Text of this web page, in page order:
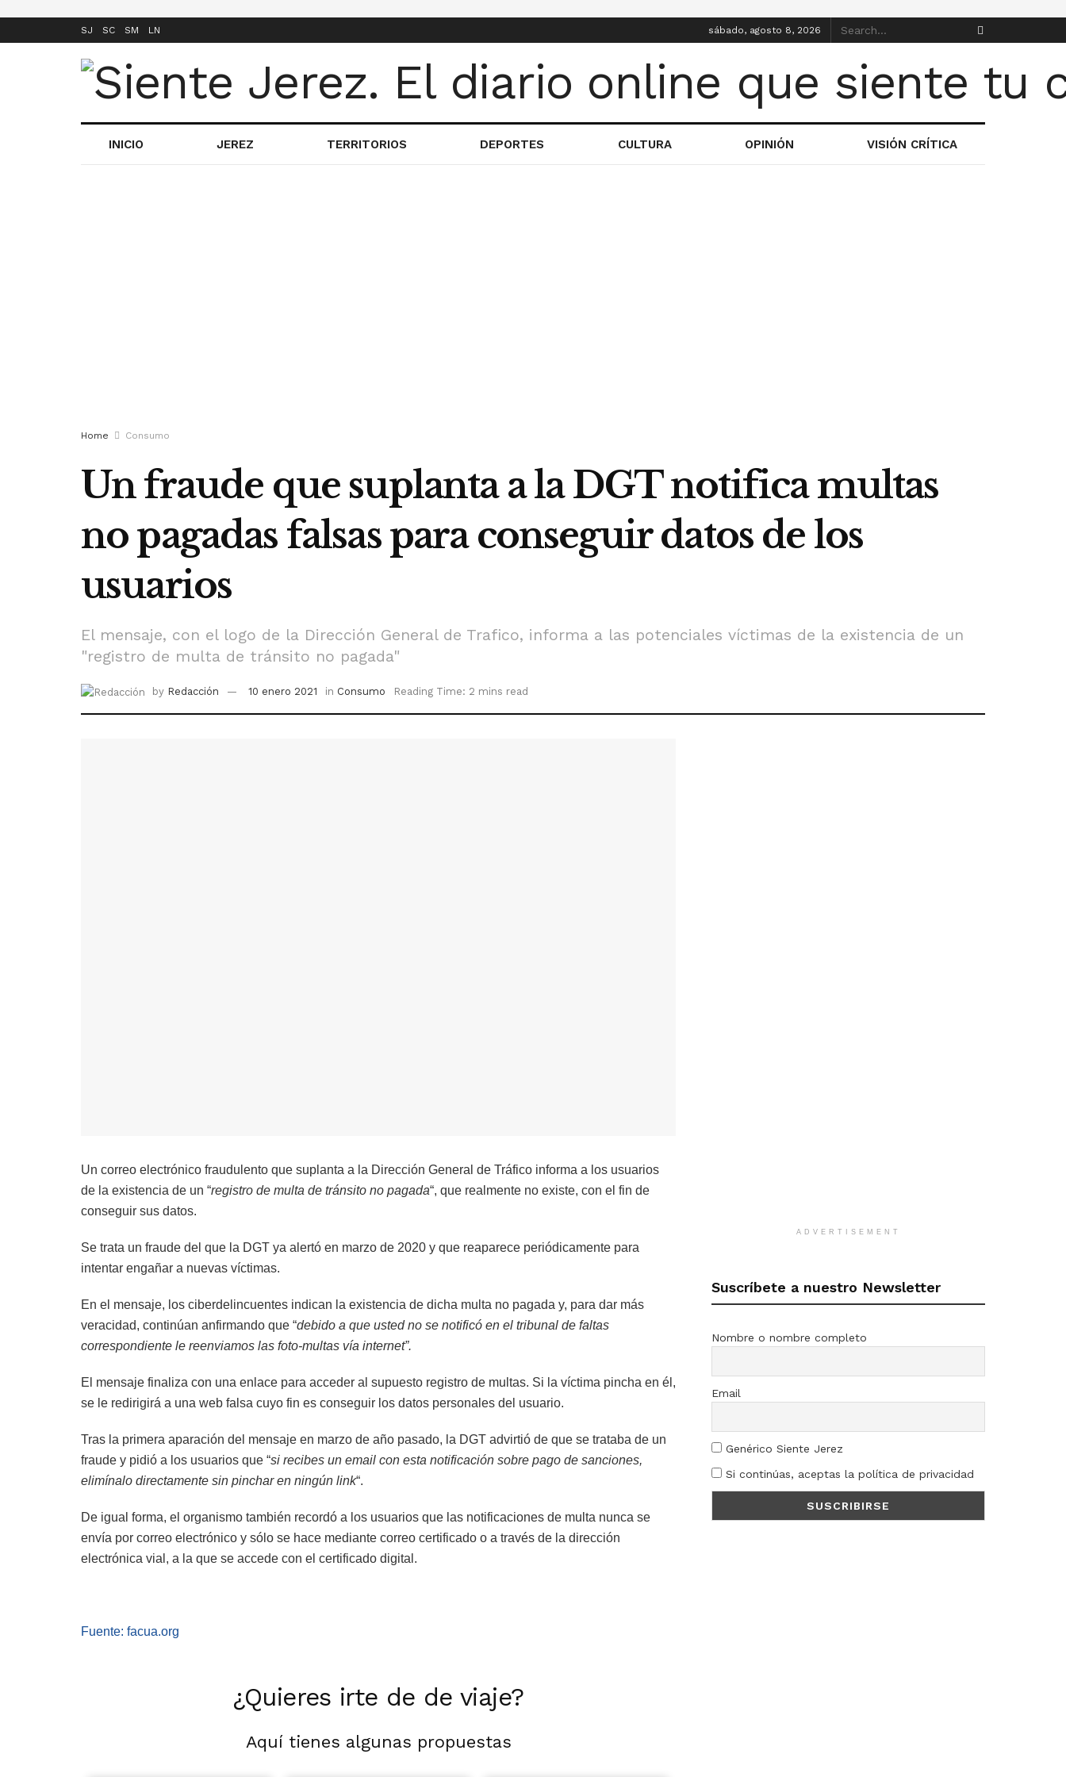
SJ SC SM LN sábado, agosto 8, 2026
INICIO JEREZ TERRITORIOS DEPORTES CULTURA OPINIÓN VISIÓN CRÍTICA
Home Consumo
Un fraude que suplanta a la DGT notifica multas
no pagadas falsas para conseguir datos de los
usuarios
El mensaje, con el logo de la Dirección General de Trafico, informa a las potenciales víctimas de la existencia de un
"registro de multa de tránsito no pagada"
by Redacción 10 enero 2021 in Consumo Reading Time: 2 mins read
Un correo electrónico fraudulento que suplanta a la Dirección General de Tráfico informa a los usuarios
de la existencia de un “registro de multa de tránsito no pagada“, que realmente no existe, con el fin de
conseguir sus datos.
Se trata un fraude del que la DGT ya alertó en marzo de 2020 y que reaparece periódicamente para
intentar engañar a nuevas víctimas.
En el mensaje, los ciberdelincuentes indican la existencia de dicha multa no pagada y, para dar más
veracidad, continúan anfirmando que “debido a que usted no se notificó en el tribunal de faltas
correspondiente le reenviamos las foto-multas vía internet”.
El mensaje finaliza con una enlace para acceder al supuesto registro de multas. Si la víctima pincha en él,
se le redirigirá a una web falsa cuyo fin es conseguir los datos personales del usuario.
Tras la primera aparación del mensaje en marzo de año pasado, la DGT advirtió de que se trataba de un
fraude y pidió a los usuarios que “si recibes un email con esta notificación sobre pago de sanciones,
elimínalo directamente sin pinchar en ningún link“.
De igual forma, el organismo también recordó a los usuarios que las notificaciones de multa nunca se
envía por correo electrónico y sólo se hace mediante correo certificado o a través de la dirección
electrónica vial, a la que se accede con el certificado digital.
Fuente: facua.org
¿Quieres irte de de viaje?
Aquí tienes algunas propuestas
ADVERTISEMENT
Suscríbete a nuestro Newsletter
Nombre o nombre completo
Email
Genérico Siente Jerez
Si continúas, aceptas la política de privacidad